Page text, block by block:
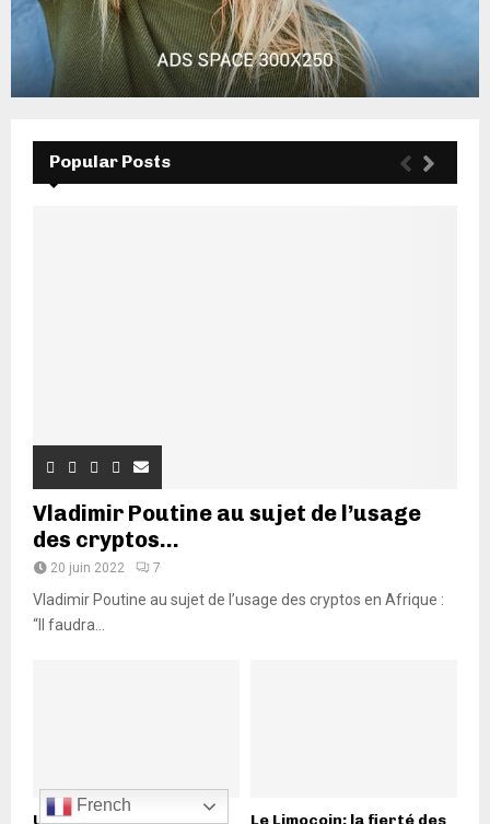
Popular Posts
Vladimir Poutine au sujet de l’usage
des cryptos...
20 juin 2022 7
Vladimir Poutine au sujet de l’usage des cryptos en Afrique :
“Il faudra...
Une nouvelle ère s’ouvre Le Limocoin: la fierté des
French